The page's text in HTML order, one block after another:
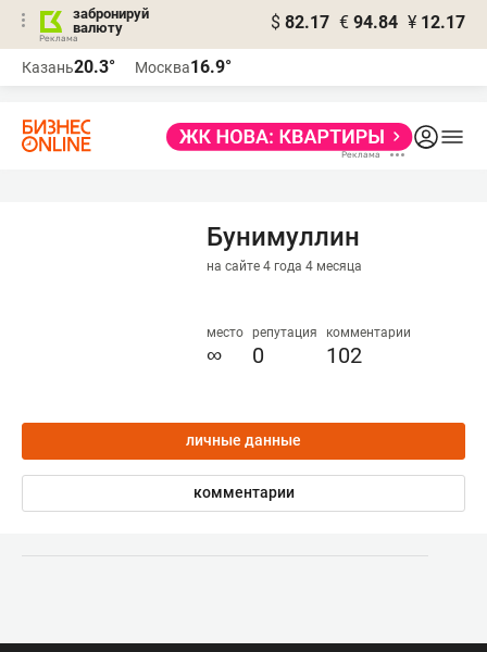
забронируй
валюту
$ 82.17 € 94.84 ¥ 12.17
Казань20.3° Москва16.9°
Бунимуллин
на сайте 4 года 4 месяца
место
∞
репутация
0
комментарии
102
личные данные
комментарии